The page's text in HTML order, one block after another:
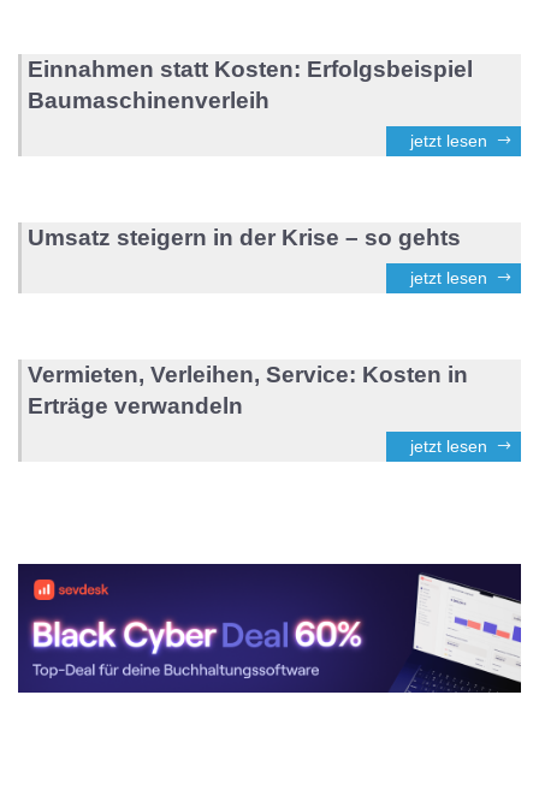
Einnahmen statt Kosten: Erfolgsbeispiel
Baumaschinenverleih
jetzt lesen
Umsatz steigern in der Krise – so gehts
jetzt lesen
Vermieten, Verleihen, Service: Kosten in
Erträge verwandeln
jetzt lesen